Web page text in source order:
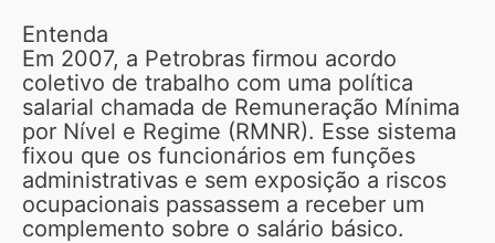
Entenda
Em 2007, a Petrobras firmou acordo
coletivo de trabalho com uma política
salarial chamada de Remuneração Mínima
por Nível e Regime (RMNR). Esse sistema
fixou que os funcionários em funções
administrativas e sem exposição a riscos
ocupacionais passassem a receber um
complemento sobre o salário básico.